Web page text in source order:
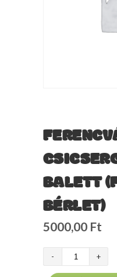
BALETT
BÉRLET)
5000,00 Ft
Ferencvárosi